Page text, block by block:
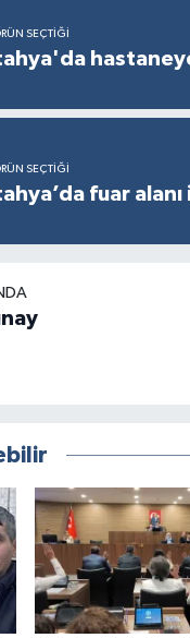
SEÇTIĞI
SEÇTIĞI
fuar